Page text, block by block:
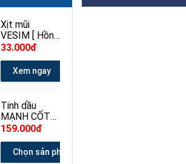
Xịt mũi
VESIM [ Hồng
] 100ml
33.000đ
Xem ngay
Tinh dầu
MẠNH CỐT
LINH 30ml
159.000đ
Chọn sản phẩm